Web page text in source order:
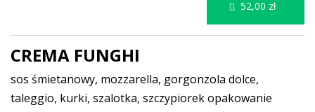
CREMA FUNGHI
sos śmietanowy, mozzarella, gorgonzola dolce,
taleggio, kurki, szalotka, szczypiorekopakowanie